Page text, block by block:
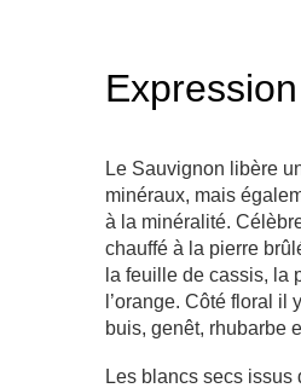
Le Sauvignon libère
minéraux, mais
à la minéralité.
chauffé à la pierre
la feuille de cassis, la
l’orange. Côté floral il
buis, genêt, rhubarbe
Les blancs secs